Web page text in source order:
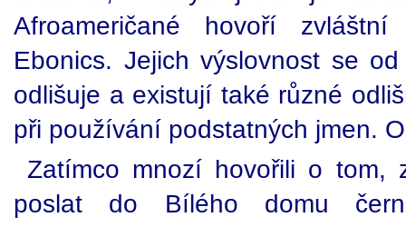
Afroameričané hovoří
Ebonics. Jejich výslovnost se
odlišuje a existují také různé
při používání podstatných jmen.
Zatímco mnozí hovořili o tom,
poslat do Bílého domu